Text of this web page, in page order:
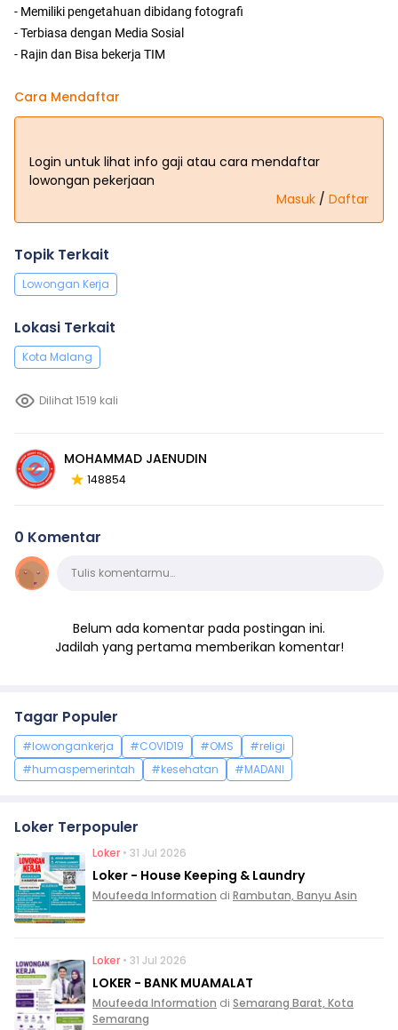
- Memiliki pengetahuan dibidang fotografi
- Terbiasa dengan Media Sosial
- Rajin dan Bisa bekerja TIM
Cara Mendaftar
Login untuk lihat info gaji atau cara mendaftar
lowongan pekerjaan
Masuk / Daftar
Topik Terkait
Lowongan Kerja
Lokasi Terkait
Kota Malang
Dilihat 1519 kali
MOHAMMAD JAENUDIN
148854
0 Komentar
KomentarTulis komentarmu…
Belum ada komentar pada postingan ini.
Jadilah yang pertama memberikan komentar!
Tagar Populer
#lowongankerja #COVID19 #OMS
#religi
#humaspemerintah
#kesehatan #MADANI
Loker Terpopuler
Loker • 31 Jul 2026
Loker - House Keeping & Laundry
Moufeeda Information di Rambutan, Banyu Asin
Loker • 31 Jul 2026
LOKER - BANK MUAMALAT
Moufeeda Information di Semarang Barat, Kota
Semarang